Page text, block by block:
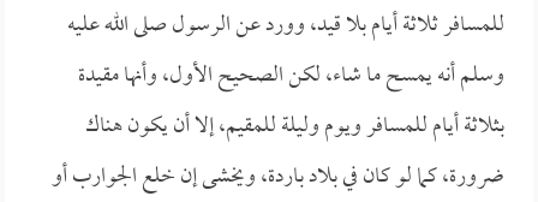
للمسافر ثلاثة أيام بلا قيد، وورد عن الرسول صلى الله عليه
وسلم أنه يمسح ما شاء، لكن الصحيح الأول، وأنها مقيدة
بثلاثة أيام للمسافر ويوم وليلة للمقيم، إلا أن يكون هناك
ضرورة، كما لو كان في بلاد باردة، ويخشى إن خلع الجوارب أو